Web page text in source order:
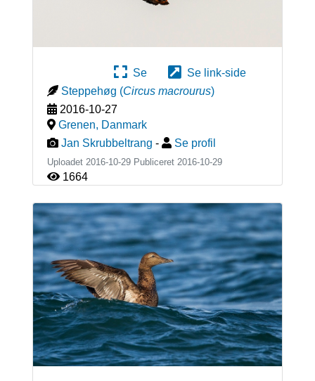
Se
Se link-side
Steppehøg (Circus macrourus)
2016-10-27
Grenen, Danmark
Jan Skrubbeltrang - Se profil
Uploadet 2016-10-29 Publiceret 2016-10-29
1664